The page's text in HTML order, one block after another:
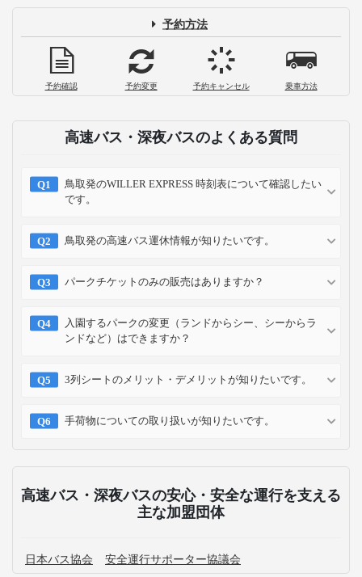
予約方法
予約確認 予約変更 予約キャンセル 乗車方法
高速バス・深夜バスのよくある質問
鳥取発のWILLER EXPRESS 時刻表について確認したい
です。
鳥取発の高速バス運休情報が知りたいです。
パークチケットのみの販売はありますか？
入園するパークの変更（ランドからシー、シーからラ
ンドなど）はできますか？
3列シートのメリット・デメリットが知りたいです。
手荷物についての取り扱いが知りたいです。
高速バス・深夜バスの安心・安全な運行を支える
主な加盟団体
日本バス協会 安全運行サポーター協議会